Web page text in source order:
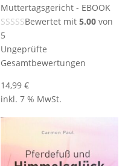
Muttertagsgericht - EBOOK
Bewertet mit5.00 von
5
Ungeprüfte
Gesamtbewertungen
14,99€
inkl. 7 % MwSt.